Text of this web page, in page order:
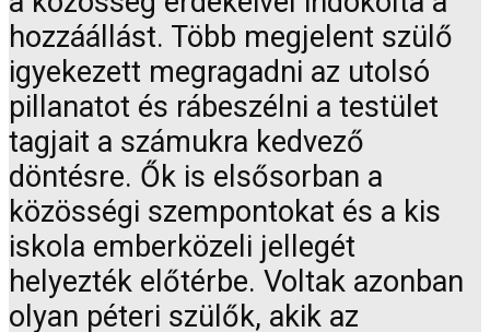
hozzáállást. Több megjelent szülő
igyekezett megragadni az utolsó
pillanatot és rábeszélni a testület
tagjait a számukra kedvező
döntésre. Ők is elsősorban a
közösségi szempontokat és a kis
iskola emberközeli jellegét
helyezték előtérbe. Voltak azonban
olyan péteri szülők, akik az